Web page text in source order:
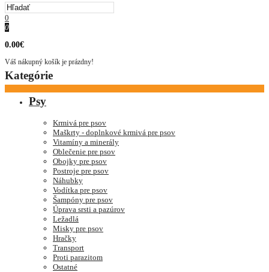
0
0
0.00€
Váš nákupný košík je prázdny!
Kategórie
Psy
Krmivá pre psov
Maškrty - doplnkové krmivá pre psov
Vitamíny a minerály
Oblečenie pre psov
Obojky pre psov
Postroje pre psov
Náhubky
Vodítka pre psov
Šampóny pre psov
Úprava srsti a pazúrov
Ležadlá
Misky pre psov
Hračky
Transport
Proti parazitom
Ostatné